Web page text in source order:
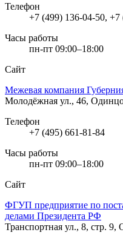
Телефон
+7 (499) 136-04-50, +7
Часы работы
пн-пт 09:00–18:00
Сайт
Межевая компания
Молодёжная ул., 46,
Телефон
+7 (495) 661-81-84
Часы работы
пн-пт 09:00–18:00
Сайт
ФГУП предприятие по
делами Президента РФ
Транспортная ул., 8, стр. 9,